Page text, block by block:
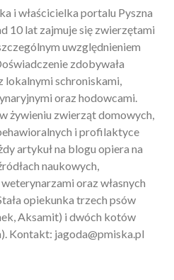
i właścicielka portalu Pyszna
10 lat zajmuje się zwierzętami
uwzględnieniem
zdobywała
lokalnymi schroniskami,
oraz hodowcami.
żywieniu zwierząt domowych,
i profilaktyce
artykuł na blogu opiera na
naukowych,
oraz własnych
opiekunka trzech psów
Aksamit) i dwóch kotów
Kontakt: jagoda@pmiska.pl